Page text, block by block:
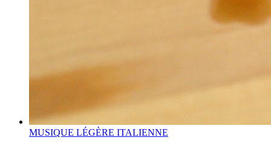
MUSIQUE LÉGÈRE ITALIENNE